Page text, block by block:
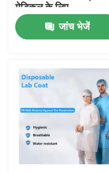
संपर्क करें
डिस्पोजेबल सुरक्षात्मक पहनें
डिस्पोजेबल सुरक्षात्मक
डिस्पोजेबल सुरक्षात्मक
मेडिकल के लिए
जांच भेजें